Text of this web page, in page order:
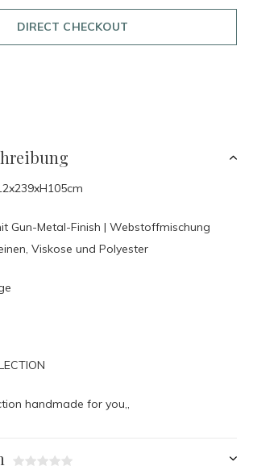
DIRECT CHECKOUT
Gun-Metal-Finish | Webstoffmischung
Viskose und Polyester
handmade for you,,